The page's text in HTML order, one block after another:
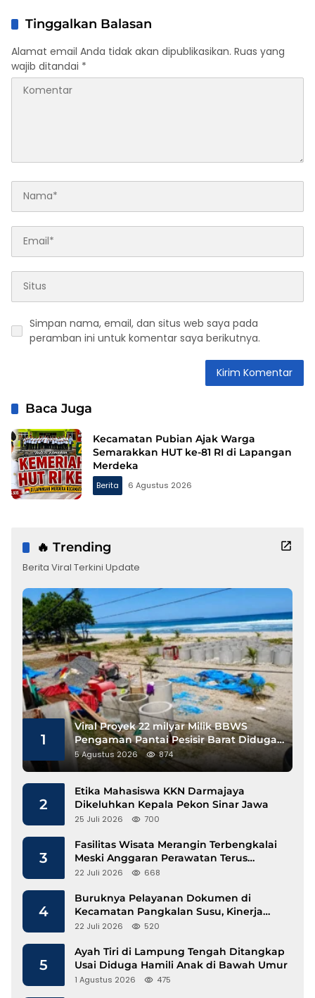
Tinggalkan Balasan
Alamat email Anda tidak akan dipublikasikan. Ruas yang
wajib ditandai *
Simpan nama, email, dan situs web saya pada
peramban ini untuk komentar saya berikutnya.
Baca Juga
Kecamatan Pubian Ajak Warga
Semarakkan HUT ke-81 RI di Lapangan
Merdeka
Berita 6 Agustus 2026
🔥 Trending
Berita Viral Terkini Update
1
Viral Proyek 22 milyar Milik BBWS
Pengaman Pantai Pesisir Barat Diduga
Gunakan Besi Banci
5 Agustus 2026 874
2
Etika Mahasiswa KKN Darmajaya
Dikeluhkan Kepala Pekon Sinar Jawa
25 Juli 2026 700
3
Fasilitas Wisata Merangin Terbengkalai
Meski Anggaran Perawatan Terus
Mengalir
22 Juli 2026 668
4
Buruknya Pelayanan Dokumen di
Kecamatan Pangkalan Susu, Kinerja
Disdukcapil Langkat Disorot
22 Juli 2026 520
5
Ayah Tiri di Lampung Tengah Ditangkap
Usai Diduga Hamili Anak di Bawah Umur
1 Agustus 2026 475